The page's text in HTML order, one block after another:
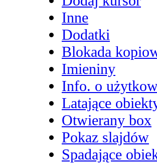
Inne
Dodatki
Blokada
Imieniny
Info. o
Latające
Otwierany box
Pokaz slajdów
Spadające